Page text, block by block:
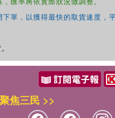
單，以獲得最快的取貨速度，
聚焦三民 >>